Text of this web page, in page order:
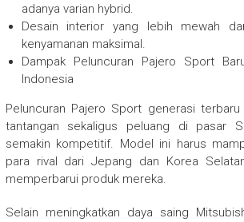
adanya varian hybrid.
Desain interior yang lebih mewah
kenyamanan maksimal.
Dampak Peluncuran Pajero Sport
Indonesia
Peluncuran Pajero Sport generasi
tantangan sekaligus peluang di pasar
semakin kompetitif. Model ini harus
para rival dari Jepang dan Korea
memperbarui produk mereka.
Selain meningkatkan daya saing